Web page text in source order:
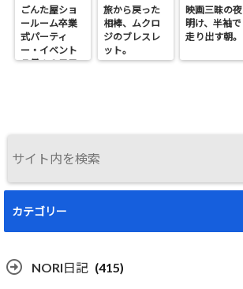
ごんた屋ショ
ールーム卒業
式パーティ
ー・イベント
７月１９日日
旅から戻った
相棒、ムクロ
ジのブレスレ
ット。
映画三昧の夜
明け、半袖で
走り出す朝。
カテゴリー
NORI日記 (415)